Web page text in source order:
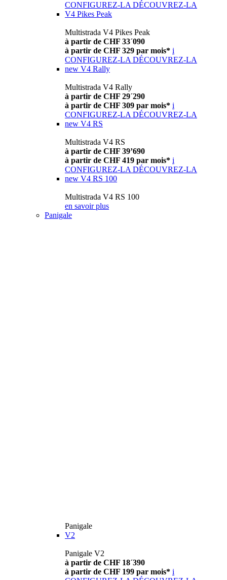
CONFIGUREZ-LA DÉCOUVREZ-LA
V4 Pikes Peak
Multistrada V4 Pikes Peak
à partir de CHF 33´090
à partir de CHF 329 par mois* i
CONFIGUREZ-LA DÉCOUVREZ-LA
new V4 Rally
Multistrada V4 Rally
à partir de CHF 29´290
à partir de CHF 309 par mois* i
CONFIGUREZ-LA DÉCOUVREZ-LA
new V4 RS
Multistrada V4 RS
à partir de CHF 39’690
à partir de CHF 419 par mois* i
CONFIGUREZ-LA DÉCOUVREZ-LA
new V4 RS 100
Multistrada V4 RS 100
en savoir plus
Panigale
Panigale
V2
Panigale V2
à partir de CHF 18´390
à partir de CHF 199 par mois* i